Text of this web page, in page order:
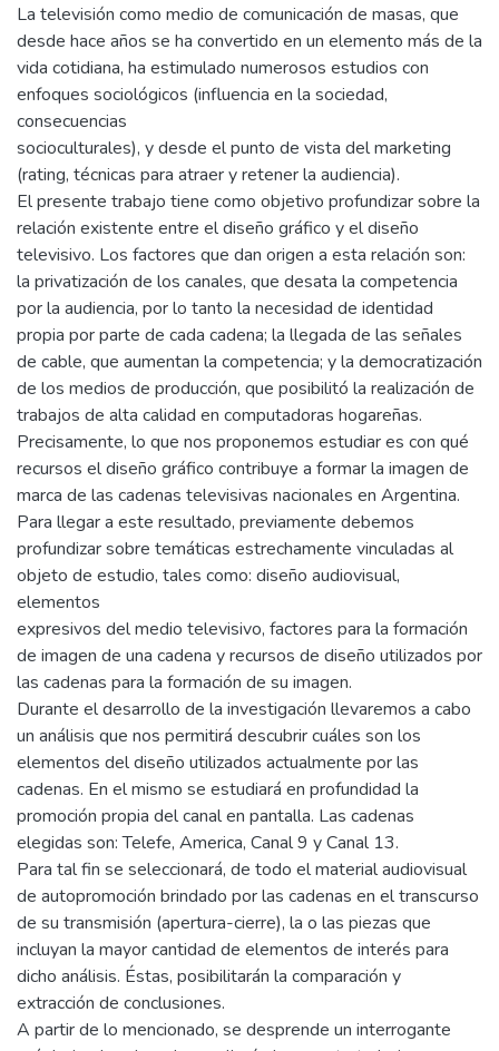
La televisión como medio de comunicación de masas, que
desde hace años se ha convertido en un elemento más de la
vida cotidiana, ha estimulado numerosos estudios con
enfoques sociológicos (influencia en la sociedad,
consecuencias
socioculturales), y desde el punto de vista del marketing
(rating, técnicas para atraer y retener la audiencia).
El presente trabajo tiene como objetivo profundizar sobre la
relación existente entre el diseño gráfico y el diseño
televisivo. Los factores que dan origen a esta relación son:
la privatización de los canales, que desata la competencia
por la audiencia, por lo tanto la necesidad de identidad
propia por parte de cada cadena; la llegada de las señales
de cable, que aumentan la competencia; y la democratización
de los medios de producción, que posibilitó la realización de
trabajos de alta calidad en computadoras hogareñas.
Precisamente, lo que nos proponemos estudiar es con qué
recursos el diseño gráfico contribuye a formar la imagen de
marca de las cadenas televisivas nacionales en Argentina.
Para llegar a este resultado, previamente debemos
profundizar sobre temáticas estrechamente vinculadas al
objeto de estudio, tales como: diseño audiovisual,
elementos
expresivos del medio televisivo, factores para la formación
de imagen de una cadena y recursos de diseño utilizados por
las cadenas para la formación de su imagen.
Durante el desarrollo de la investigación llevaremos a cabo
un análisis que nos permitirá descubrir cuáles son los
elementos del diseño utilizados actualmente por las
cadenas. En el mismo se estudiará en profundidad la
promoción propia del canal en pantalla. Las cadenas
elegidas son: Telefe, America, Canal 9 y Canal 13.
Para tal fin se seleccionará, de todo el material audiovisual
de autopromoción brindado por las cadenas en el transcurso
de su transmisión (apertura-cierre), la o las piezas que
incluyan la mayor cantidad de elementos de interés para
dicho análisis. Éstas, posibilitarán la comparación y
extracción de conclusiones.
A partir de lo mencionado, se desprende un interrogante